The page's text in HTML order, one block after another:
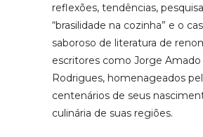
reflexões, tendências,
“brasilidade na cozinha” e o
saboroso de literatura de
escritores como Jorge Amado
Rodrigues, homenageados
centenários de seus
culinária de suas regiões.